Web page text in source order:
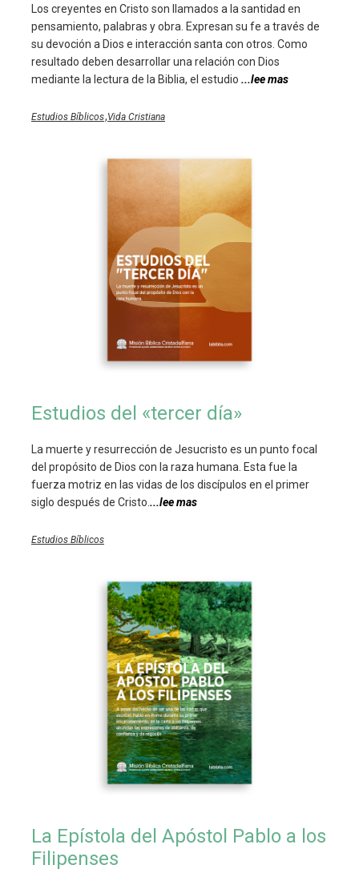
Los creyentes en Cristo son llamados a la santidad en
pensamiento, palabras y obra. Expresan su fe a través de
su devoción a Dios e interacción santa con otros. Como
resultado deben desarrollar una relación con Dios
mediante la lectura de la Biblia, el estudio ...lee mas
Estudios Bíblicos,Vida Cristiana
Estudios del «tercer día»
La muerte y resurrección de Jesucristo es un punto focal
del propósito de Dios con la raza humana. Esta fue la
fuerza motriz en las vidas de los discípulos en el primer
siglo después de Cristo....lee mas
Estudios Bíblicos
La Epístola del Apóstol Pablo a los
Filipenses